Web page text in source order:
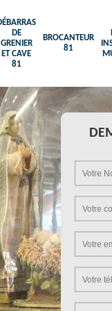
DE
GRENIER
ET CAVE
81
BROCANTEUR
81